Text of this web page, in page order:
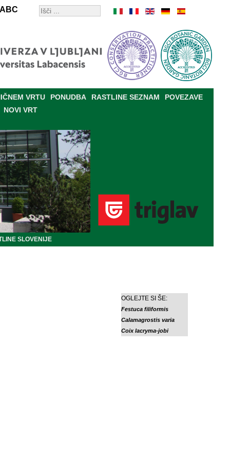
ABC
VRTU PONUDBA RASTLINE SEZNAM
POVEZAVE
NOVI VRT
SLOVENIJE
OGLEJTE SI ŠE:
Festuca filiformis
Calamagrostis varia
Coix lacryma-jobi